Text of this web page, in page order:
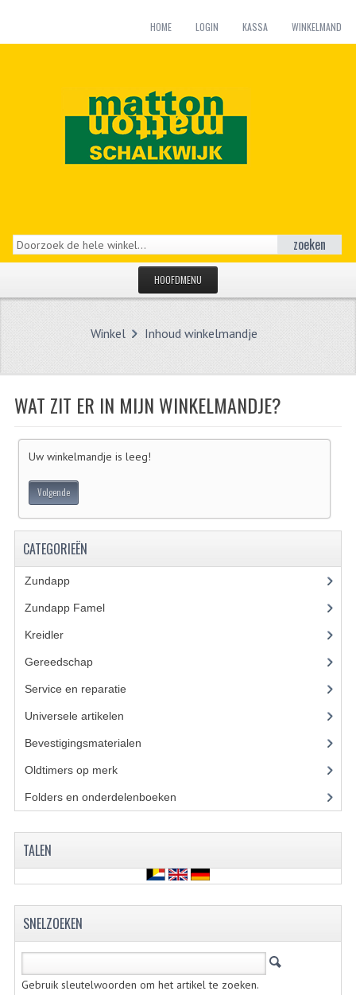
HOME LOGIN KASSA WINKELMAND
zoeken
HOOFDMENU
ZUNDAPP
FRAME DELEN
BEPLATING
ZUNDAPP 515 RVS
ZUNDAPP 517 RVS
ZUNDAPP 529 RVS
BUDDY SEATS
Winkel Inhoud winkelmandje
WAT ZIT ER IN MIJN WINKELMANDJE?
Uw winkelmandje is leeg!
Volgende
CATEGORIEËN
Zundapp(2591)
Zundapp Famel(61)
Kreidler(648)
Gereedschap(5)
Service en reparatie
Universele artikelen
Bevestigingsmaterialen
Oldtimers op merk(73)
Folders en onderdelenboeken
TALEN
SNELZOEKEN
Gebruik sleutelwoorden om het artikel te zoeken.